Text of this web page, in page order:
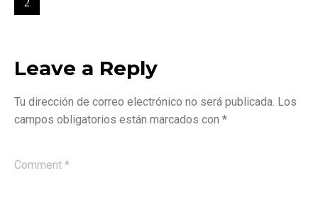
Leave a Reply
Tu dirección de correo electrónico no será publicada. Los
campos obligatorios están marcados con *